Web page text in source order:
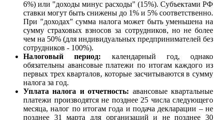
6%) или "доходы минус расходы" (15%). Субъектами РФ
ставки могут быть снижены до 1% и 5% соответственно.
При "доходах" сумма налога может быть уменьшена на
сумму страховых взносов за сотрудников, но не более
чем на 50% (для индивидуальных предпринимателей без
сотрудников - 100%).
Налоговый период: календарный год, однако
обязательны авансовые платежи по итогам каждого из
первых трех кварталов, которые засчитываются в сумму
налога за год.
Уплата налога и отчетность: авансовые квартальные
платежи производятся не позднее 25 числа следующего
месяца,налог по итогам года и подача декларации – не
позднее 31 марта для организаций и не позднее 30